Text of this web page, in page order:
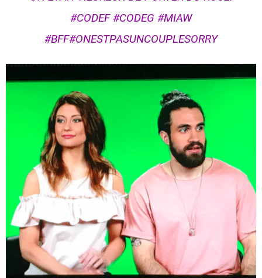
#CODEF #CODEG #MIAW
#BFF#ONESTPASUNCOUPLESORRY